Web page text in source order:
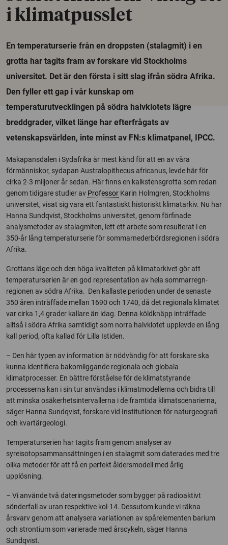
i klimatpusslet
En temperaturserie från en droppsten (stalagmit) i en
grotta har tagits fram av forskare vid Stockholms
universitet. Det är den första i sitt slag ifrån södra Afrika.
Den fyller ett gap i vår kunskap om
temperaturutvecklingen på södra halvklotets lägre
breddgrader, vilket länge har efterfrågats av
vetenskapsvärlden, inte minst av FN:s klimatpanel, IPCC.
Makapansdalen i Sydafrika är mest känd för att en av våra
förmänniskor, sydapan Australopithecus africanus, levde här för
cirka 2-3 miljoner år sedan. Här finns en kalkstensgrotta som redan
genom tidigare studier av Professor Karin Holmgren, Stockholms
universitet, visat sig vara ett fantastiskt historiskt klimatarkiv. Nu har
Hanna Sundqvist, Stockholms universitet, genom förfinade
analysmetoder av stalagmiten, lett ett arbete som resulterat i en
350-år lång temperaturserie för sommarnederbördsregionen i södra
Afrika.
Grottans läge och den höga kvaliteten på klimatarkivet gör att
temperaturserien är en god representation av hela sommarregn-
regionen av södra Afrika. Den kallaste perioden under de senaste
350 åren inträffade mellan 1690 och 1740, då det regionala klimatet
var cirka 1,4 grader kallare än idag. Denna köldknäpp inträffade
alltså i södra Afrika samtidigt som norra halvklotet upplevde en lång
kall period, ofta kallad för Lilla Istiden.
– Den här typen av information är nödvändig för att forskare ska
kunna identifiera bakomliggande regionala och globala
klimatprocesser. En bättre förståelse för de klimatstyrande
processerna kan i sin tur användas i klimatmodellerna och bidra till
att minska osäkerhetsintervallerna i de framtida klimatscenarierna,
säger Hanna Sundqvist, forskare vid Institutionen för naturgeografi
och kvartärgeologi.
Temperaturserien har tagits fram genom analyser av
syreisotopsammansättningen i en stalagmit som daterades med tre
olika metoder för att få en perfekt åldersmodell med årlig
upplösning.
– Vi använde två dateringsmetoder som bygger på radioaktivt
sönderfall av uran respektive kol-14. Dessutom kunde vi räkna
årsvarv genom att analysera variationen av spårelementen barium
och strontium som varierade med årscykeln, säger Hanna
Sundqvist.